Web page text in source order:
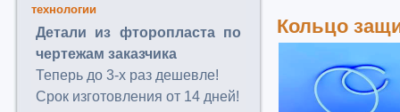
технологии
Детали из фторопласта по
чертежам заказчика
Теперь до 3-х раз дешевле!
Срок изготовления от 14 дней!
Кольцо